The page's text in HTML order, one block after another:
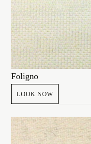
Foligno
LOOK NOW